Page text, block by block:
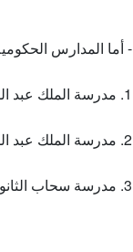
- أما المدارس
1. مدرسة الملك عبد الله الثاني للتميز/ سحاب.
2. مدرسة الملك عبد الله الثاني للتميز/ السلط.
3. مدرسة سحاب الثانوية الشاملة للبنات.